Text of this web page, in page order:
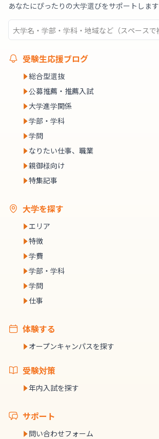
あなたにぴったりの大学選びをサポートします
受験生応援ブログ
総合型選抜
公募推薦・推薦入試
大学進学関係
学部・学科
学問
なりたい仕事、職業
親御様向け
特集記事
大学を探す
エリア
特徴
学費
学部・学科
学問
仕事
体験する
オープンキャンパスを探す
受験対策
年内入試を探す
サポート
問い合わせフォーム